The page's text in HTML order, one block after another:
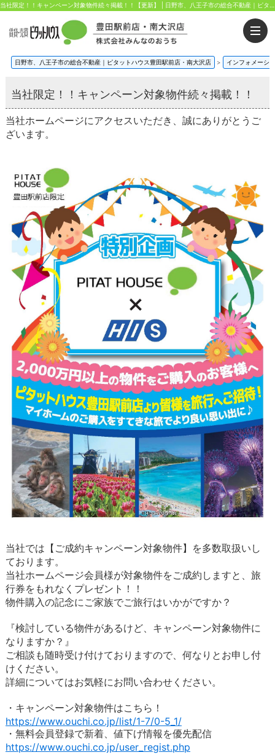
日野市、八王子市の総合不動産｜ピタットハウス豊田駅前店・南大沢店 > インフォメーシ
当社限定！！キャンペーン対象物件続々掲載！！
当社ホームページにアクセスいただき、誠にありがとうご
ざいます。
当社では【ご成約キャンペーン対象物件】を多数取扱いし
ております。
当社ホームページ会員様が対象物件をご成約しますと、旅
行券をもれなくプレゼント！！
物件購入の記念にご家族でご旅行はいかがですか？
『検討している物件があるけど、キャンペーン対象物件に
なりますか？』
ご相談も随時受け付けておりますので、何なりとお申し付
けください。
詳細についてはお気軽にお問い合わせください。
・キャンペーン対象物件はこちら！
https://www.ouchi.co.jp/list/1-7/0-5_1/
・無料会員登録で新着、値下げ情報を優先配信
https://www.ouchi.co.jp/user_regist.php